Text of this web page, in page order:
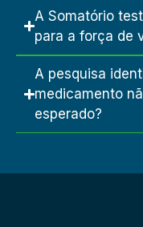
A Somatório
para a força de
A pesquisa
medicamento
esperado?